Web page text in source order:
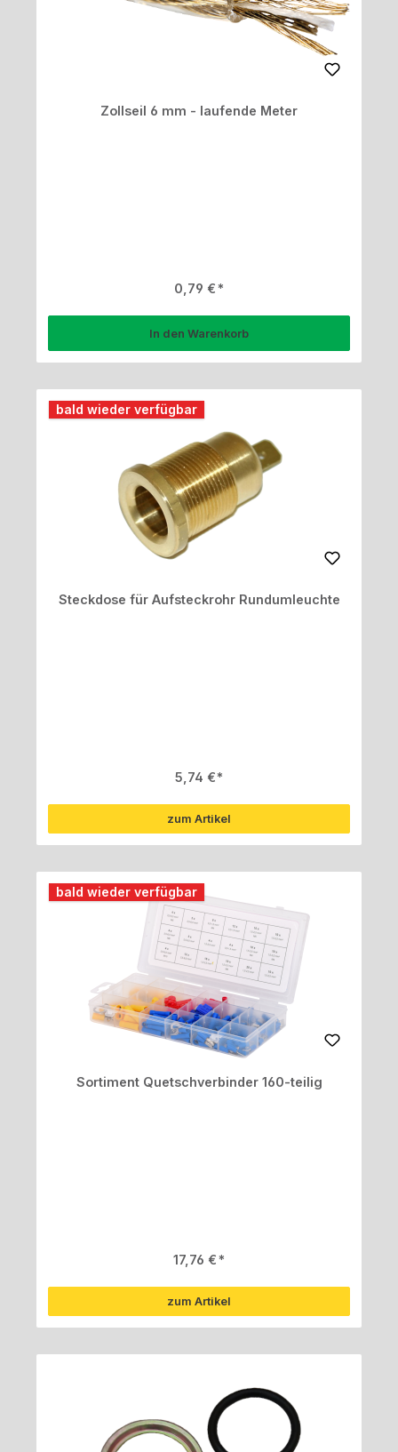
Zollseil 6 mm - laufende Meter
Regulärer Preis:
0,79 €
In den Warenkorb
bald wieder verfügbar
Steckdose für Aufsteckrohr Rundumleuchte
Regulärer Preis:
5,74 €
zum Artikel
bald wieder verfügbar
Sortiment Quetschverbinder 160-teilig
Regulärer Preis:
17,76 €
zum Artikel